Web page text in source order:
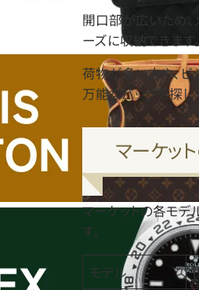
開口部が広いため
ーズに収納できます
荷物が多い方や、
万能なバッグを探し
マーケッ
マーケットの各モ
す。
モデル